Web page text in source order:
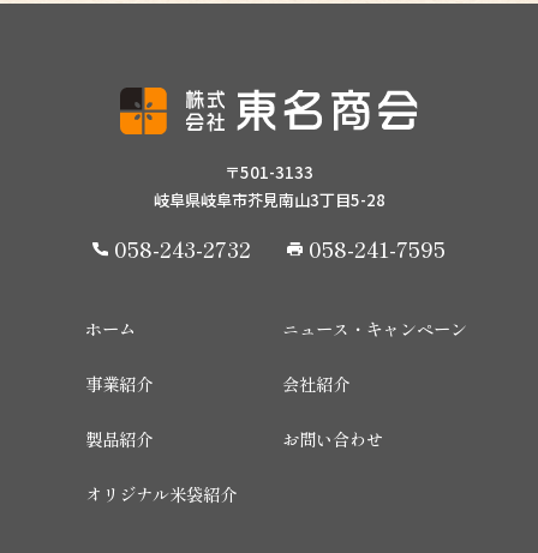
〒501-3133
岐阜県岐阜市芥見南山3丁目5-28
058-243-2732 058-241-7595
ホーム
事業紹介
製品紹介
オリジナル米袋紹介
ニュース・キャンペーン
会社紹介
お問い合わせ